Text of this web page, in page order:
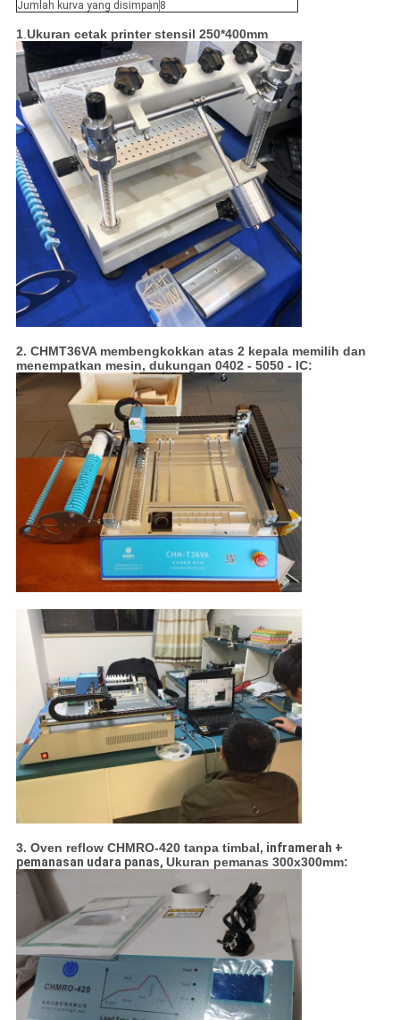
Jumlah kurva yang disimpan 8
1.Ukuran cetak printer stensil 250*400mm
2. CHMT36VA membengkokkan atas 2 kepala memilih dan
menempatkan mesin, dukungan 0402 - 5050 - IC:
3. Oven reflow CHMRO-420 tanpa timbal, inframerah +
pemanasan udara panas, Ukuran pemanas 300x300mm: